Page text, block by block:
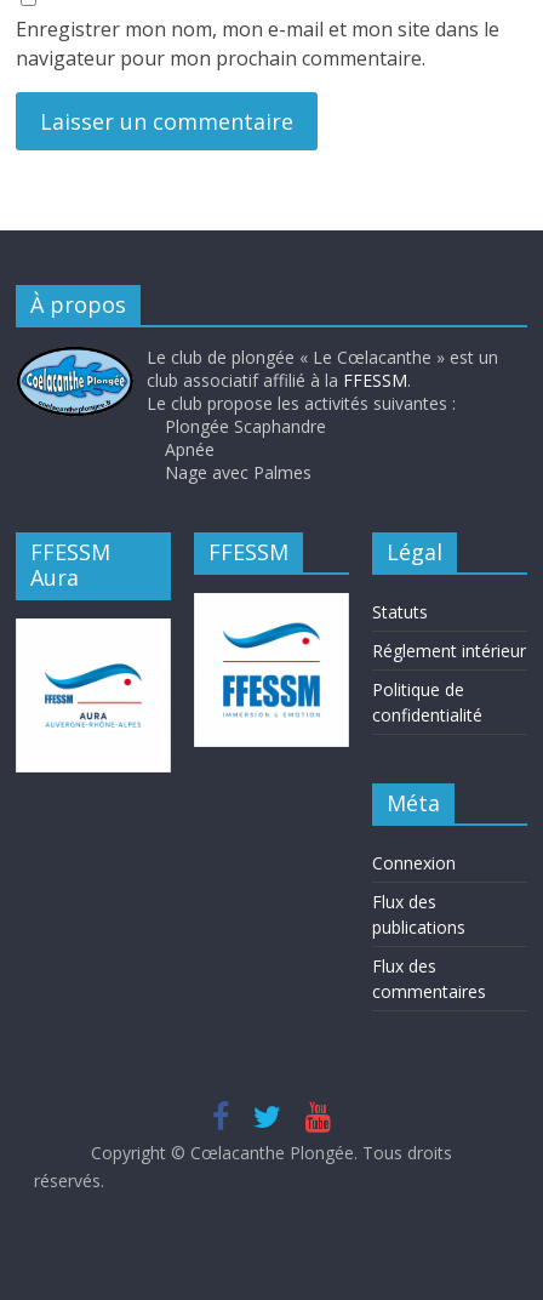
Enregistrer mon nom, mon e-mail et mon site dans le
navigateur pour mon prochain commentaire.
À propos
Le club de plongée « Le Cœlacanthe » est un
club associatif affilié à la FFESSM.
Le club propose les activités suivantes :
Plongée Scaphandre
Apnée
Nage avec Palmes
FFESSM
Aura
FFESSM Légal
Statuts
Réglement intérieur
Politique de
confidentialité
Méta
Connexion
Flux des
publications
Flux des
commentaires